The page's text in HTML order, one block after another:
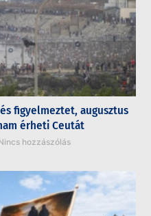
figyelmeztet, augusztus
érheti Ceutát
hozzászólás